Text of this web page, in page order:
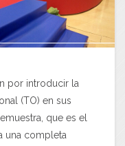
por introducir la
(TO) en sus
que es el
una completa